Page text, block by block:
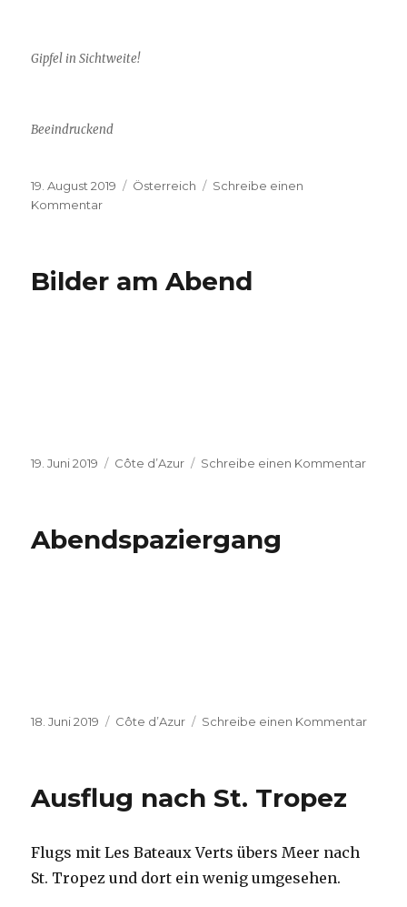
Gipfel in Sichtweite!
Beeindruckend
Veröffentlicht
am
19. August 2019 Kategorien
Österreich
Schreibe einen
Kommentarzu
Wetterkreuz
Bilder am Abend
Veröffentlicht
19. Juni 2019 Kategorien
Côte d’Azur Schreibe einen Kommentarzu
Abendspaziergang
Veröffentlicht
18. Juni 2019 Kategorien
Côte d’Azur Schreibe einen Kommentarzu
Ausflug nach St. Tropez
Flugs mit Les Bateaux Verts übers Meer nach
St. Tropez und dort ein wenig umgesehen.